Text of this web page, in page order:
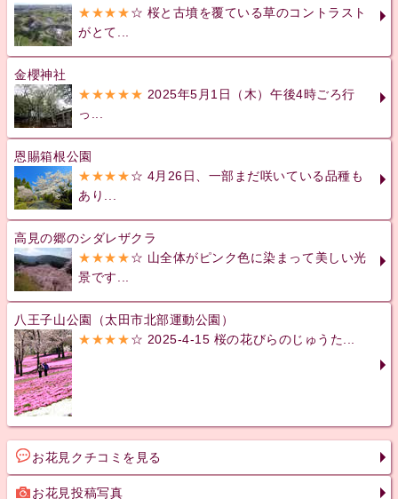
★★★★☆ 桜と古墳を覆ている草のコントラスト
がとて...
金櫻神社
★★★★★ 2025年5月1日（木）午後4時ごろ行
っ...
恩賜箱根公園
★★★★☆ 4月26日、一部まだ咲いている品種も
あり...
高見の郷のシダレザクラ
★★★★☆ 山全体がピンク色に染まって美しい光
景です...
八王子山公園（太田市北部運動公園）
★★★★☆ 2025-4-15 桜の花びらのじゅうた...
お花見クチコミを見る
お花見投稿写真